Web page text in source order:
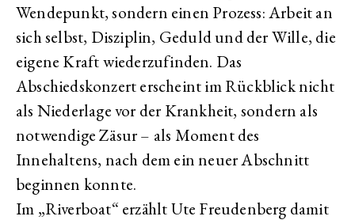
Wendepunkt, sondern einen Prozess: Arbeit an
sich selbst, Disziplin, Geduld und der Wille, die
eigene Kraft wiederzufinden. Das
Abschiedskonzert erscheint im Rückblick nicht
als Niederlage vor der Krankheit, sondern als
notwendige Zäsur – als Moment des
Innehaltens, nach dem ein neuer Abschnitt
beginnen konnte.
Im „Riverboat“ erzähltUte Freudenbergdamit